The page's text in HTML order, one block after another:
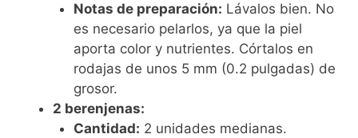
Notas de preparación: Lávalos bien. No
es necesario pelarlos, ya que la piel
aporta color y nutrientes. Córtalos en
rodajas de unos 5 mm (0.2 pulgadas) de
grosor.
2 berenjenas:
Cantidad: 2 unidades medianas.